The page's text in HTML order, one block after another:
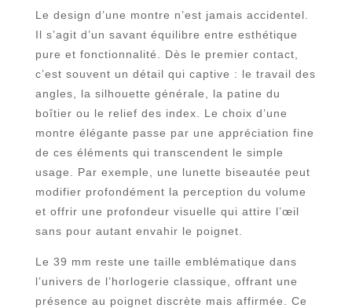
Le design d’une montre n’est jamais accidentel.
Il s’agit d’un savant équilibre entre esthétique
pure et fonctionnalité. Dès le premier contact,
c’est souvent un détail qui captive : le travail des
angles, la silhouette générale, la patine du
boîtier ou le relief des index. Le choix d’une
montre élégante passe par une appréciation fine
de ces éléments qui transcendent le simple
usage. Par exemple, une lunette biseautée peut
modifier profondément la perception du volume
et offrir une profondeur visuelle qui attire l’œil
sans pour autant envahir le poignet.
Le 39 mm reste une taille emblématique dans
l’univers de l’horlogerie classique, offrant une
présence au poignet discrète mais affirmée. Ce